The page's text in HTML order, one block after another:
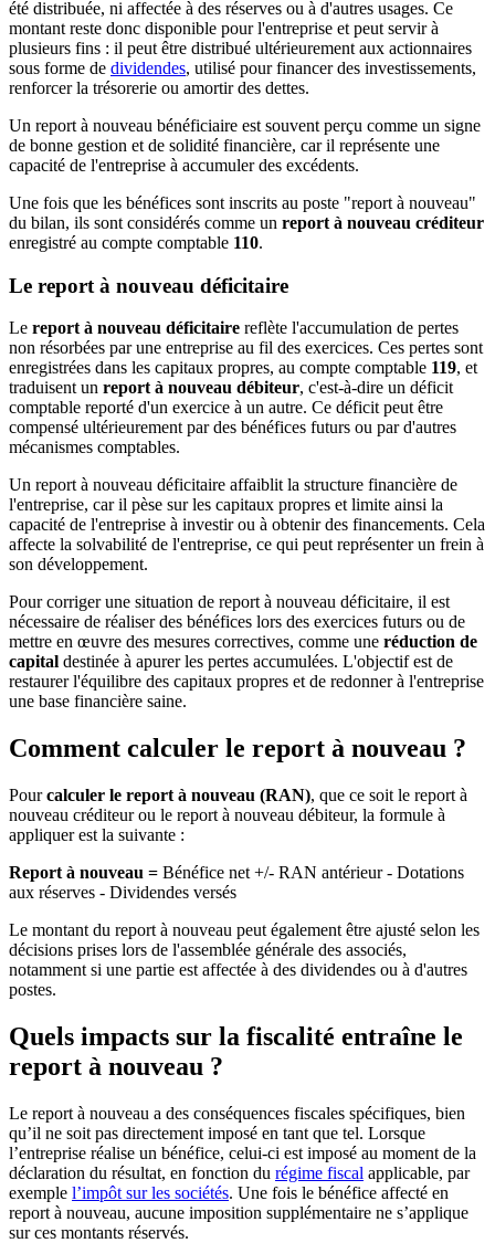
été distribuée, ni affectée à des réserves ou à d'autres usages. Ce
montant reste donc disponible pour l'entreprise et peut servir à
plusieurs fins : il peut être distribué ultérieurement aux actionnaires
sous forme de dividendes, utilisé pour financer des investissements,
renforcer la trésorerie ou amortir des dettes.
Un report à nouveau bénéficiaire est souvent perçu comme un signe
de bonne gestion et de solidité financière, car il représente une
capacité de l'entreprise à accumuler des excédents.
Une fois que les bénéfices sont inscrits au poste "report à nouveau"
du bilan, ils sont considérés comme un report à nouveau créditeur
enregistré au compte comptable 110.
Le report à nouveau déficitaire
Le report à nouveau déficitaire reflète l'accumulation de pertes
non résorbées par une entreprise au fil des exercices. Ces pertes sont
enregistrées dans les capitaux propres, au compte comptable 119, et
traduisent un report à nouveau débiteur, c'est-à-dire un déficit
comptable reporté d'un exercice à un autre. Ce déficit peut être
compensé ultérieurement par des bénéfices futurs ou par d'autres
mécanismes comptables.
Un report à nouveau déficitaire affaiblit la structure financière de
l'entreprise, car il pèse sur les capitaux propres et limite ainsi la
capacité de l'entreprise à investir ou à obtenir des financements. Cela
affecte la solvabilité de l'entreprise, ce qui peut représenter un frein à
son développement.
Pour corriger une situation de report à nouveau déficitaire, il est
nécessaire de réaliser des bénéfices lors des exercices futurs ou de
mettre en œuvre des mesures correctives, comme une réduction de
capital destinée à apurer les pertes accumulées. L'objectif est de
restaurer l'équilibre des capitaux propres et de redonner à l'entreprise
une base financière saine.
Comment calculer le report à nouveau ?
Pourcalculer le report à nouveau (RAN), que ce soit le report à
nouveau créditeur ou le report à nouveau débiteur, la formule à
appliquer est la suivante :
Report à nouveau = Bénéfice net +/- RAN antérieur - Dotations
aux réserves - Dividendes versés
Le montant du report à nouveau peut également être ajusté selon les
décisions prises lors de l'assemblée générale des associés,
notamment si une partie est affectée à des dividendes ou à d'autres
postes.
Quels impacts sur la fiscalité entraîne le
report à nouveau ?
Le report à nouveau a des conséquences fiscales spécifiques, bien
qu’il ne soit pas directement imposé en tant que tel. Lorsque
l’entreprise réalise un bénéfice, celui-ci est imposé au moment de la
déclaration du résultat, en fonction du régime fiscal applicable, par
exemple l’impôt sur les sociétés. Une fois le bénéfice affecté en
report à nouveau, aucune imposition supplémentaire ne s’applique
sur ces montants réservés.